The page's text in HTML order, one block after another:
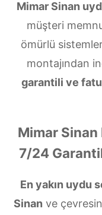
Mimar Sinan
müşteri
ömürlü
montajından
garantili ve
Mimar Sinan
7/24
En yakın uydu
Sinan ve